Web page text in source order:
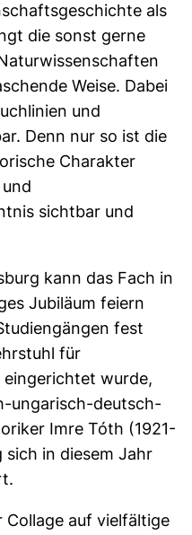
als
die sonst gerne
Weise. Dabei
und
Denn nur so ist die
Charakter
sichtbar und
kann das Fach in
Jubiläum feiern
fest
für
wurde,
ungarisch-deutsch-
Imre Tóth (1921-
sich in diesem Jahr
Collage auf vielfältige